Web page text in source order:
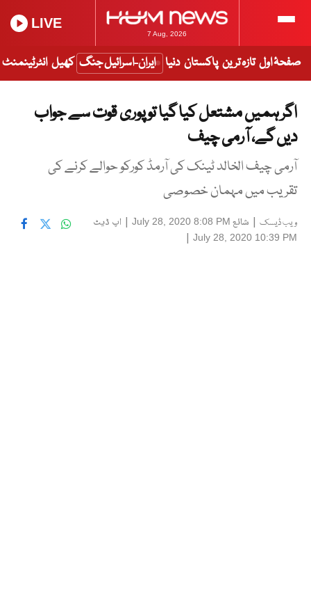
7 Aug, 2026
LIVE
صفحۂ اول تازہ ترین پاکستان دنیا ایران-اسرائیل جنگ کھیل انٹرٹینمنٹ
اگر ہمیں مشتعل کیا گیا تو پوری قوت سے جواب
دیں گے، آرمی چیف
آرمی چیف الخالد ٹینک کی آرمڈ کورکو حوالے کرنے کی
تقریب میں مہمان خصوصی
ویب ڈیسک | شائع July 28, 2020 8:08 PM
| اپ ڈیٹ
July 28, 2020 10:39 PM
|